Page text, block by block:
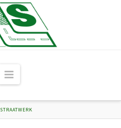
Navigation
STRAATWERK